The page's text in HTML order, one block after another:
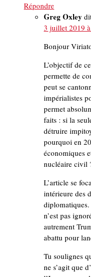
Répondre
Greg Oxley
3 juillet 2019
Bonjour
L’objectif de
permette de
peut se
impérialistes
permet
faits : si la
détruire
pourquoi en
économiques
nucléaire civil
L’article se
intérieure des
n’est pas
autrement
abattu pour
Tu soulignes
ne s’agit que